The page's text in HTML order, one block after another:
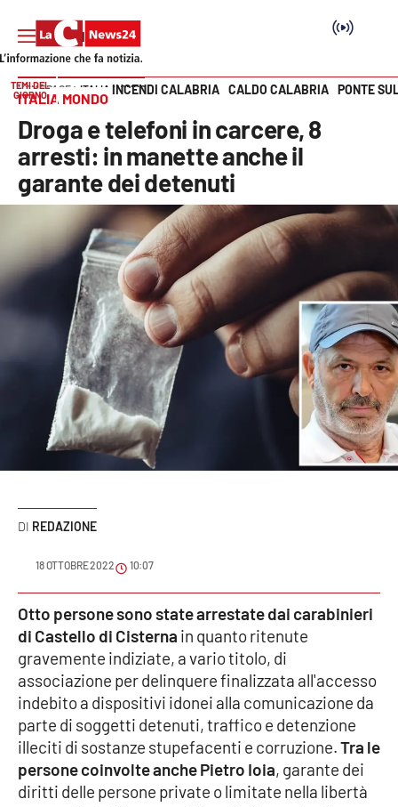
SEZIONI
Cronaca
Politica
Attualità
Economia e lavoro
Italia Mondo
Sanità
Sport
Meteo
Editoriali
VIDEO
Ambiente
Cronaca
Vai
TEMI DEL
GIORNO
INCENDI CALABRIA CALDO CALABRIA PONTE
HOME PAGE ITALIA MONDO
ITALIA MONDO
Droga e telefoni in carcere, 8
arresti: in manette anche il
garante dei detenuti
REDAZIONE
18 OTTOBRE 2022 10:07
Otto persone sono state arrestate dai carabinieri
di Castello di Cisterna in quanto ritenute
gravemente indiziate, a vario titolo, di
associazione per delinquere finalizzata all'accesso
indebito a dispositivi idonei alla comunicazione da
parte di soggetti detenuti, traffico e detenzione
illeciti di sostanze stupefacenti e corruzione.Tra le
persone coinvolte anche Pietro Ioia, garante dei
diritti delle persone private o limitate nella libertà